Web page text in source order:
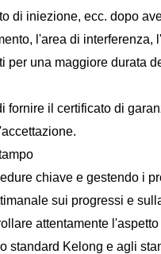
di iniezione, ecc. dopo
l'area di
per una maggiore durata
fornire il certificato di
chiave e gestendo i
sui progressi e
attentamente
standard Kelong e agli